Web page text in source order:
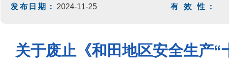
发布日期： 2024-11-25 有 效 性：
关于废止《和田地区安全生产“